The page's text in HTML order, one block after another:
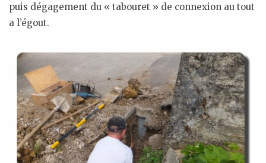
puis dégagement du « tabouret » de connexion au tout
a l’égout.